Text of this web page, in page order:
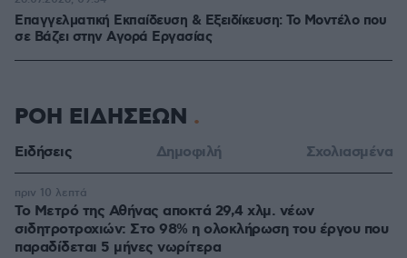
Επαγγελματική Εκπαίδευση & Εξειδίκευση: Το Mοντέλο που
σε Bάζει στην Aγορά Eργασίας
ΡΟΗ ΕΙΔΗΣΕΩΝ
Ειδήσεις Δημοφιλή Σχολιασμένα
Το Μετρό της Αθήνας αποκτά 29,4 χλμ. νέων
σιδητροτροχιών: Στο 98% η ολοκλήρωση του έργου που
παραδίδεται 5 μήνες νωρίτερα
πριν 10 λεπτά